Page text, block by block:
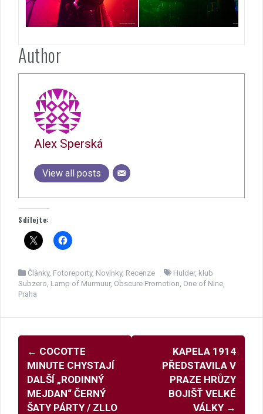
Author
Alex Sperská
View all posts
Sdílejte:
Články, Fotoreporty, Novinky, Recenze Hulder, klub
Subzero Lamp of Murmuur, Obscure Promotion One of Nine
Praha
Navigace
pro
příspěvky
← COCOTTE
MINUTE CHYSTAJÍ
DALŠÍ „RODINNÝ
MEJDAN“ ČERNÝ
ŠATY PÁRTY / ZLLO
KAPELA 1914
PŘEDSTAVILA V
PRAZE HRŮZY
BOJIŠŤ VELKÉ
VÁLKY →